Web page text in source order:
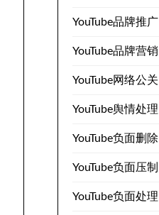
YouTube品牌推广
YouTube品牌营销
YouTube网络公关
YouTube舆情处理
YouTube负面删除
YouTube负面压制
YouTube负面处理